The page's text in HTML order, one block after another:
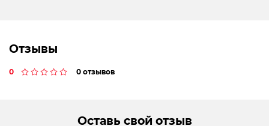
Отзывы
0 0 отзывов
Оставь свой отзыв